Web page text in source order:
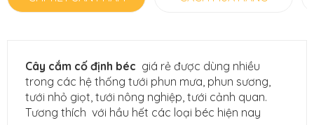
Cây cắm cố định béc giá rẻ được dùng nhiều
trong các hệ thống tưới phun mưa, phun sương,
tưới nhỏ giọt, tưới nông nghiệp, tưới cảnh quan.
Tương thích với hầu hết các loại béc hiện nay